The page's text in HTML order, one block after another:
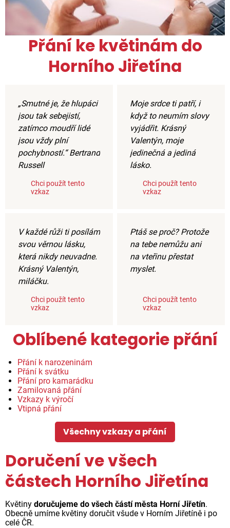
Přání ke květinám do
Horního Jiřetína
„Smutné je, že hlupáci
jsou tak sebejistí,
zatímco moudří lidé
jsou vždy plní
pochybností.“ Bertrand
Russell
Chci použít tento
vzkaz
Moje srdce ti patří, i
když to neumím slovy
vyjádřit. Krásný
Valentýn, moje
jedinečná a jediná
lásko.
Chci použít tento
vzkaz
V každé růži ti posílám
svou věrnou lásku,
která nikdy neuvadne.
Krásný Valentýn,
miláčku.
Chci použít tento
vzkaz
Ptáš se proč? Protože
na tebe nemůžu ani
na vteřinu přestat
myslet.
Chci použít tento
vzkaz
Oblíbené kategorie přání
Přání k narozeninám
Přání k svátku
Přání pro kamarádku
Zamilovaná přání
Vzkazy k výročí
Vtipná přání
Všechny vzkazy a přání
Doručení ve všech
částech Horního Jiřetína
Květiny doručujeme do všech částí města Horní Jiřetín.
Obecně umíme květiny doručit všude v Horním Jiřetíně i po
celé ČR.